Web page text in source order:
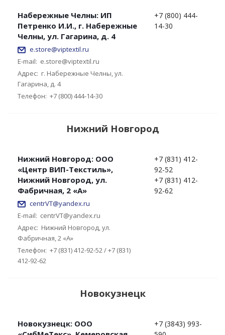
Набережные Челны: ИП
Петренко И.И., г. Набережные
Челны, ул. Гагарина, д. 4
e.store@viptextil.ru
E-mail: e.store@viptextil.ru
Адрес: г. Набережные Челны, ул.
Гагарина, д. 4
Телефон: +7 (800) 444-14-30
+7 (800) 444-
14-30
Нижний Новгород
Нижний Новгород: ООО
«Центр ВИП-Текстиль»,
Нижний Новгород, ул.
Фабричная, 2 «А»
centrVT@yandex.ru
E-mail: centrVT@yandex.ru
Адрес: Нижний Новгород, ул.
Фабричная, 2 «А»
Телефон: +7 (831) 412-92-52 / +7 (831)
412-92-62
+7 (831) 412-
92-52
+7 (831) 412-
92-62
Новокузнецк
Новокузнецк: ООО
+7 (3843) 993-